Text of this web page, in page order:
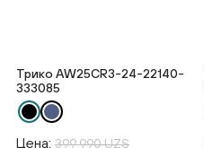
Трико AW25CR3-24-22140-
333085
Цена: 399 990 UZS